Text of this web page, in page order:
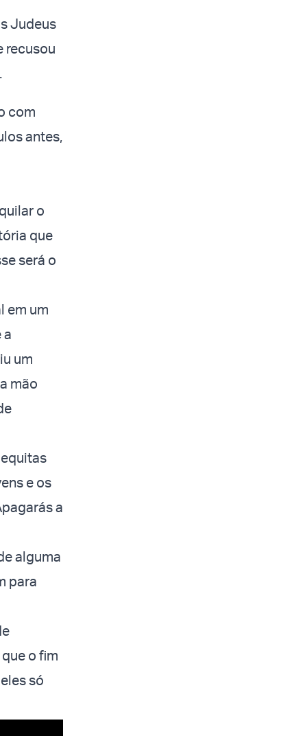
Judeus
recusou
com
antes,
o
que
será o
em um
a
um
mão
e os
a
alguma
para
o fim
só